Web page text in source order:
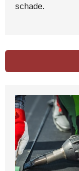
schade.